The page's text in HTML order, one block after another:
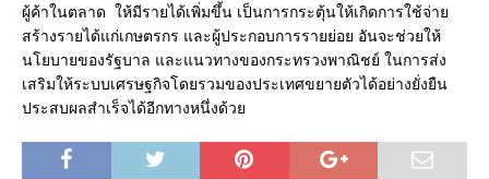
ผู้ค้าในตลาด ให้มีรายได้เพิ่มขึ้น เป็นการกระตุ้นให้เกิดการใช้จ่าย
สร้างรายได้แก่เกษตรกร และผู้ประกอบการรายย่อย อันจะช่วยให้
นโยบายของรัฐบาล และแนวทางของกระทรวงพาณิชย์ ในการส่ง
เสริมให้ระบบเศรษฐกิจโดยรวมของประเทศขยายตัวได้อย่างยั่งยืน
ประสบผลสำเร็จได้อีกทางหนึ่งด้วย